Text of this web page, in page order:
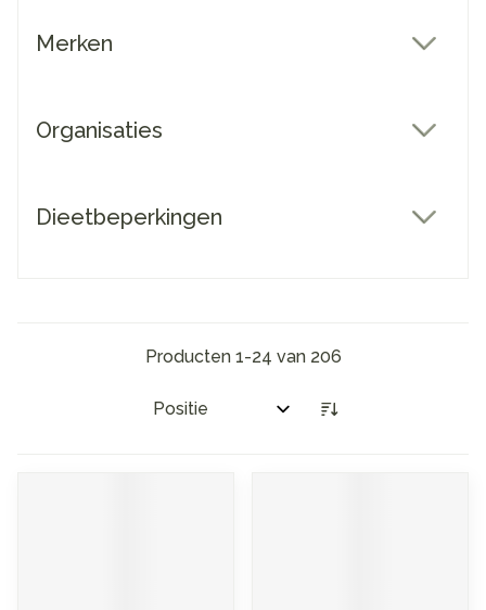
Merken
Organisaties
Dieetbeperkingen
Producten 1-24 van 206
Sorteer op: